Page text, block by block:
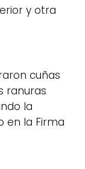
y otra
cuñas
ranuras
la
en la Firma